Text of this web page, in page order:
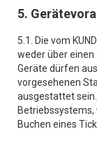
5.
5.1. Die vom
weder über einen
Geräte dürfen
vorgesehenen
ausgestattet
Buchen eines